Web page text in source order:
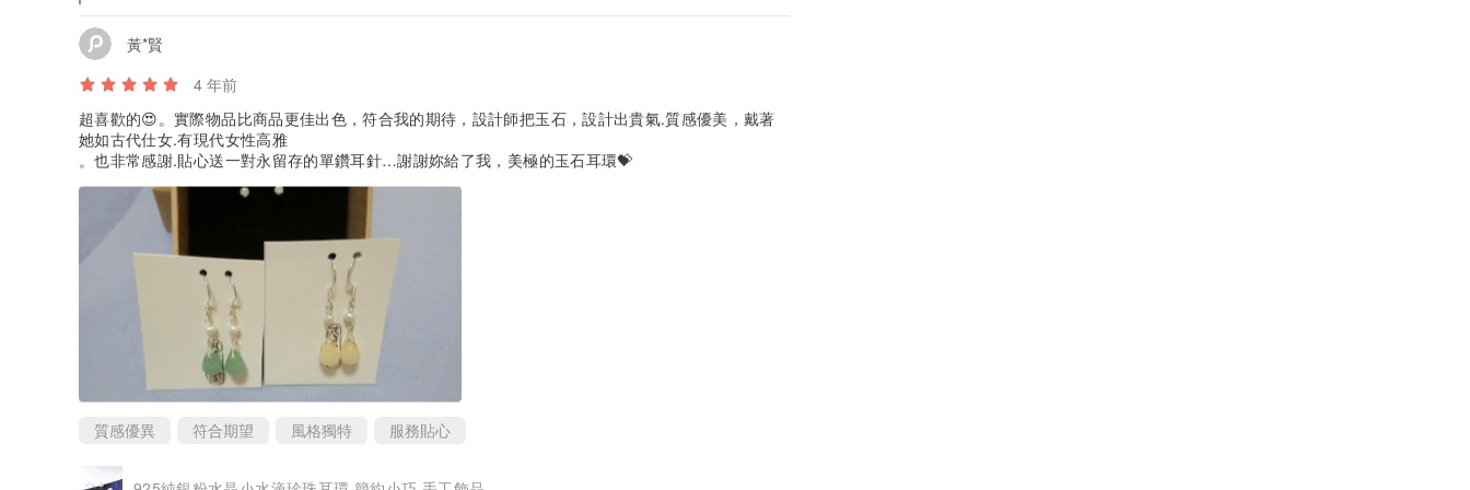
黃*賢
4 年前
超喜歡的😍。實際物品比商品更佳出色，符合我的期待，設計師把玉石，設計出貴氣.質感優美，戴著
她如古代仕女.有現代女性高雅
。也非常感謝.貼心送一對永留存的單鑽耳針…謝謝妳給了我，美極的玉石耳環💝
質感優異 符合期望 風格獨特 服務貼心